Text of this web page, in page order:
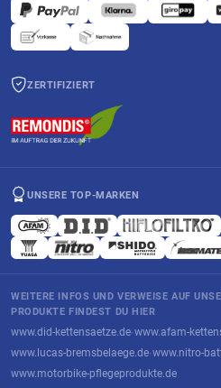
ZERTIFIZIERT
UNSERE TOP-MARKEN
WEITERE INFOS UND VERWEISE AUF
PRODUKTE FINDEST DU HIER
www.did-kettensaetze.de·www.afam-
www.lucas-bremsbelaege.de·www.nitro-
www.motorbike-pflegeprodukte.de